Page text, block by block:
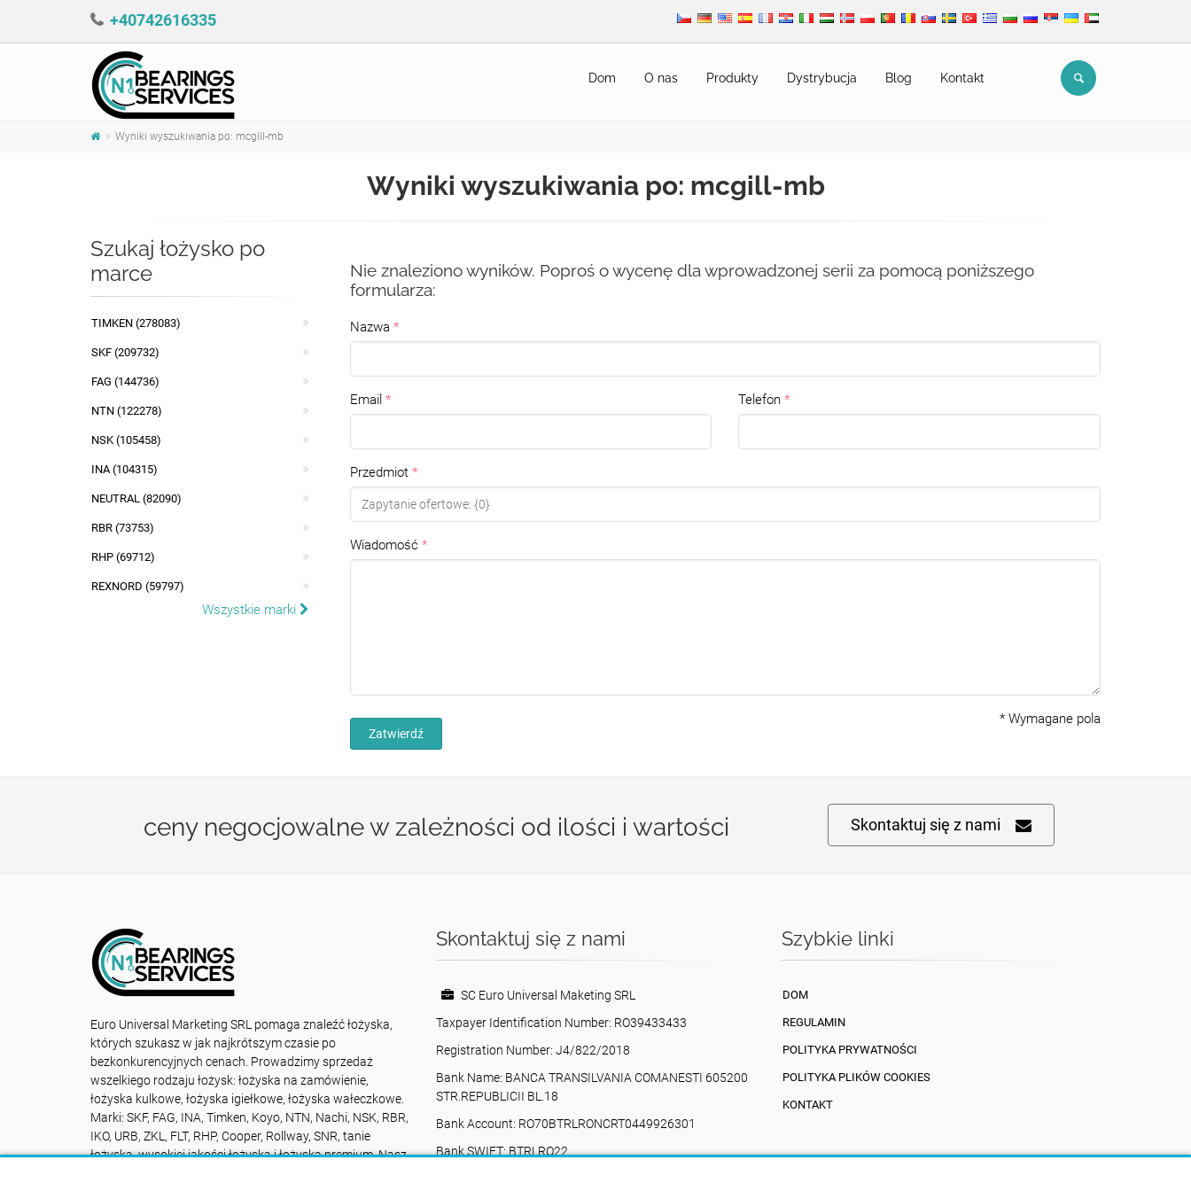
+40742616335
Dom O nas Produkty Dystrybucja Blog Kontakt
Wyniki wyszukiwania po: mcgill-mb
Wyniki wyszukiwania po: mcgill-mb
Nie znaleziono wyników. Poproś o wycenę dla wprowadzonej serii za pomocą poniższego
formularza:
Nazwa
Email Telefon
Przedmiot
Wiadomość
* Wymagane pola
Zatwierdź
Szukaj łożysko po
marce
TIMKEN (278083)
SKF (209732)
FAG (144736)
NTN (122278)
NSK (105458)
INA (104315)
NEUTRAL (82090)
RBR (73753)
RHP (69712)
REXNORD (59797)
Wszystkie marki
ceny negocjowalne w zależności od ilości i wartości Skontaktuj się z nami
Euro Universal Marketing SRL pomaga znaleźć łożyska,
których szukasz w jak najkrótszym czasie po
bezkonkurencyjnych cenach. Prowadzimy sprzedaż
wszelkiego rodzaju łożysk: łożyska na zamówienie,
łożyska kulkowe, łożyska igiełkowe, łożyska wałeczkowe.
Marki: SKF, FAG, INA, Timken, Koyo, NTN, Nachi, NSK, RBR,
IKO, URB, ZKL, FLT, RHP, Cooper, Rollway, SNR, tanie
łożyska, wysokiej jakości łożyska i łożyska premium. Nasz
Skontaktuj się z nami
SC Euro Universal Maketing SRL
Taxpayer Identification Number: RO39433433
Registration Number: J4/822/2018
Bank Name: BANCA TRANSILVANIA COMANESTI 605200
STR.REPUBLICII BL.18
Bank Account: RO70BTRLRONCRT0449926301
Bank SWIFT: BTRLRO22
Szybkie linki
DOM
REGULAMIN
POLITYKA PRYWATNOŚCI
POLITYKA PLIKÓW COOKIES
KONTAKT